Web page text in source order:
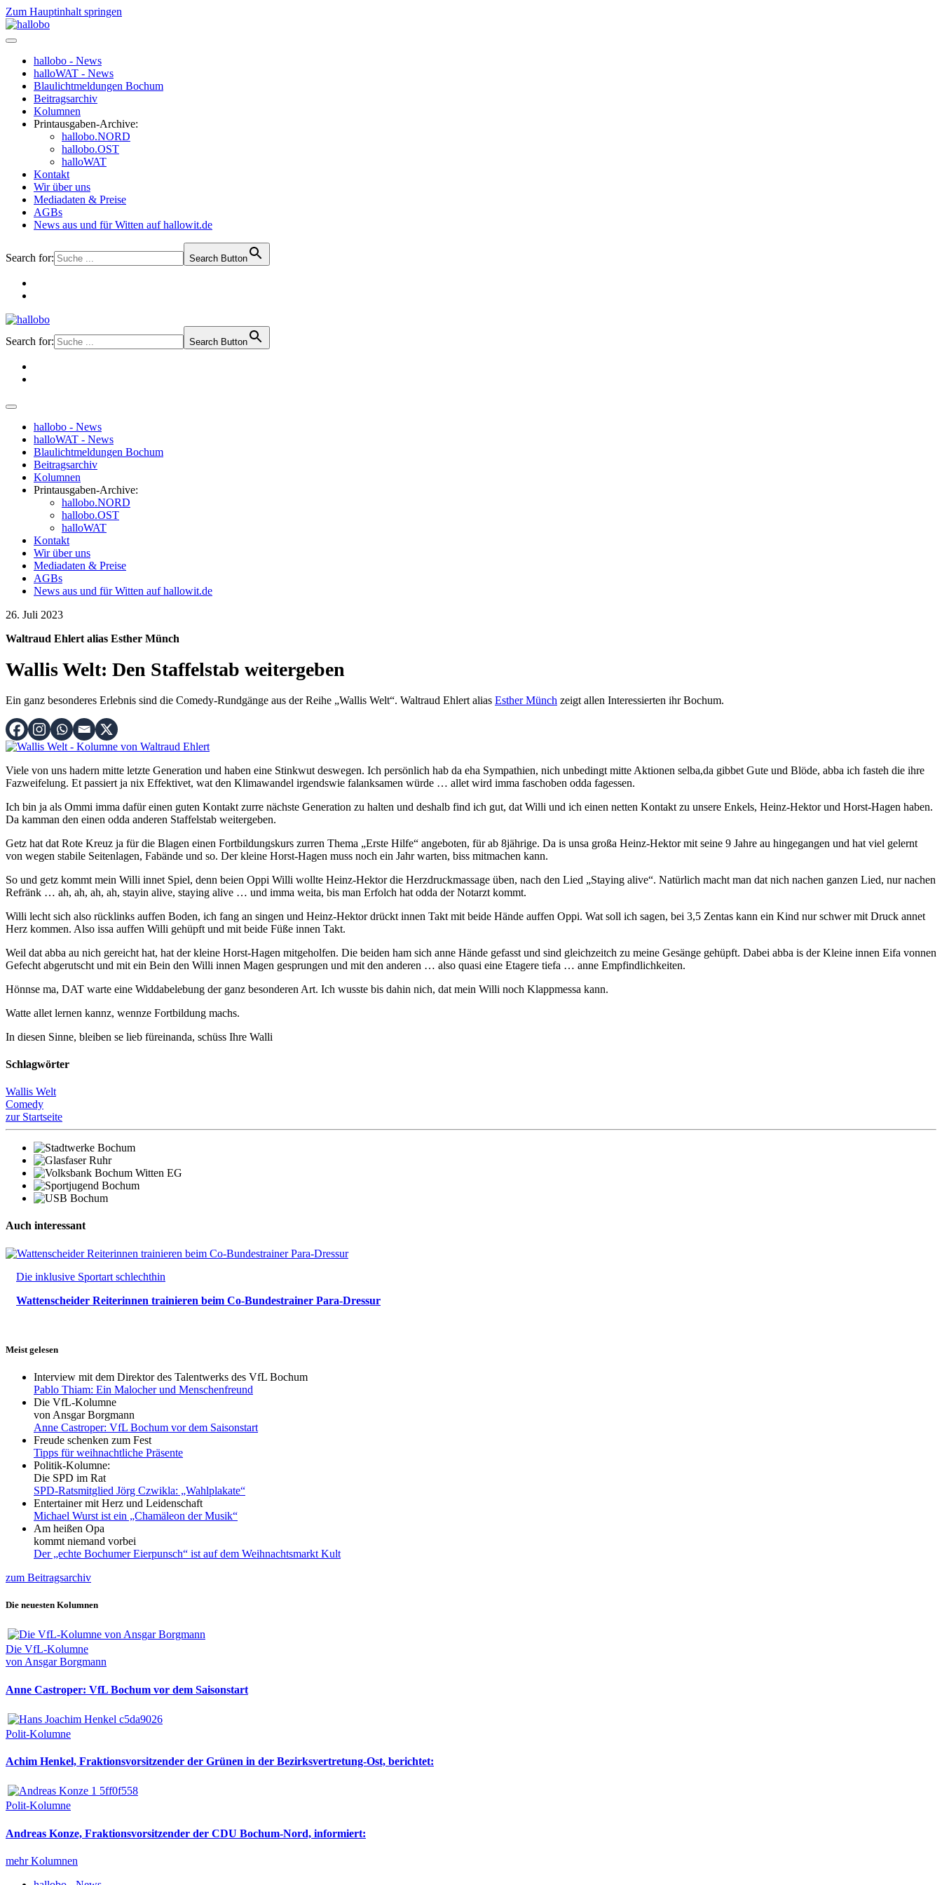
Zum Hauptinhalt springen
hallobo - News
halloWAT - News
Blaulichtmeldungen Bochum
Beitragsarchiv
Kolumnen
Printausgaben-Archive:
hallobo.NORD
hallobo.OST
halloWAT
Kontakt
Wir über uns
Mediadaten & Preise
AGBs
News aus und für Witten auf hallowit.de
Search for: Search Button
Search for: Search Button
hallobo - News
halloWAT - News
Blaulichtmeldungen Bochum
Beitragsarchiv
Kolumnen
Printausgaben-Archive:
hallobo.NORD
hallobo.OST
halloWAT
Kontakt
Wir über uns
Mediadaten & Preise
AGBs
News aus und für Witten auf hallowit.de
26. Juli 2023
Waltraud Ehlert alias Esther Münch
Wallis Welt: Den Staffelstab weitergeben
Ein ganz besonderes Erlebnis sind die Comedy-Rundgänge aus der Reihe „Wallis Welt“. Waltraud Ehlert alias Esther Münch zeigt allen Interessierten ihr Bochum.
Viele von uns hadern mitte letzte Generation und haben eine Stinkwut deswegen. Ich persönlich hab da eha Sympathien, nich unbedingt mitte Aktionen selba,da gibbet Gute und Blöde, abba ich fasteh die ihre
Fazweifelung. Et passiert ja nix Effektivet, wat den Klimawandel irgendswie falanksamen würde … allet wird imma faschoben odda fagessen.
Ich bin ja als Ommi imma dafür einen guten Kontakt zurre nächste Generation zu halten und deshalb find ich gut, dat Willi und ich einen netten Kontakt zu unsere Enkels, Heinz-Hektor und Horst-Hagen haben.
Da kamman den einen odda anderen Staffelstab weitergeben.
Getz hat dat Rote Kreuz ja für die Blagen einen Fortbildungskurs zurren Thema „Erste Hilfe“ angeboten, für ab 8jährige. Da is unsa großa Heinz-Hektor mit seine 9 Jahre au hingegangen und hat viel gelernt
von wegen stabile Seitenlagen, Fabände und so. Der kleine Horst-Hagen muss noch ein Jahr warten, biss mitmachen kann.
So und getz kommt mein Willi innet Spiel, denn beien Oppi Willi wollte Heinz-Hektor die Herzdruckmassage üben, nach den Lied „Staying alive“. Natürlich macht man dat nich nachen ganzen Lied, nur nachen
Refränk … ah, ah, ah, ah, stayin alive, staying alive … und imma weita, bis man Erfolch hat odda der Notarzt kommt.
Willi lecht sich also rücklinks auffen Boden, ich fang an singen und Heinz-Hektor drückt innen Takt mit beide Hände auffen Oppi. Wat soll ich sagen, bei 3,5 Zentas kann ein Kind nur schwer mit Druck annet
Herz kommen. Also issa auffen Willi gehüpft und mit beide Füße innen Takt.
Weil dat abba au nich gereicht hat, hat der kleine Horst-Hagen mitgeholfen. Die beiden ham sich anne Hände gefasst und sind gleichzeitch zu meine Gesänge gehüpft. Dabei abba is der Kleine innen Eifa vonnen
Gefecht abgerutscht und mit ein Bein den Willi innen Magen gesprungen und mit den anderen … also quasi eine Etagere tiefa … anne Empfindlichkeiten.
Hönnse ma, DAT warte eine Widdabelebung der ganz besonderen Art. Ich wusste bis dahin nich, dat mein Willi noch Klappmessa kann.
Watte allet lernen kannz, wennze Fortbildung machs.
In diesen Sinne, bleiben se lieb füreinanda, schüss Ihre Walli
Schlagwörter
Wallis Welt
Comedy
zur Startseite
Auch interessant
Die inklusive Sportart schlechthin
Wattenscheider Reiterinnen trainieren beim Co-Bundestrainer Para-Dressur
Meist gelesen
Interview mit dem Direktor des Talentwerks des VfL Bochum
Pablo Thiam: Ein Malocher und Menschenfreund
Die VfL-Kolumne
von Ansgar Borgmann
Anne Castroper: VfL Bochum vor dem Saisonstart
Freude schenken zum Fest
Tipps für weihnachtliche Präsente
Politik-Kolumne:
Die SPD im Rat
SPD-Ratsmitglied Jörg Czwikla: „Wahlplakate“
Entertainer mit Herz und Leidenschaft
Michael Wurst ist ein „Chamäleon der Musik“
Am heißen Opa
kommt niemand vorbei
Der „echte Bochumer Eierpunsch“ ist auf dem Weihnachtsmarkt Kult
zum Beitragsarchiv
Die neuesten Kolumnen
Die VfL-Kolumne
von Ansgar Borgmann
Anne Castroper: VfL Bochum vor dem Saisonstart
Polit-Kolumne
Achim Henkel, Fraktionsvorsitzender der Grünen in der Bezirksvertretung-Ost, berichtet:
Polit-Kolumne
Andreas Konze, Fraktionsvorsitzender der CDU Bochum-Nord, informiert:
mehr Kolumnen